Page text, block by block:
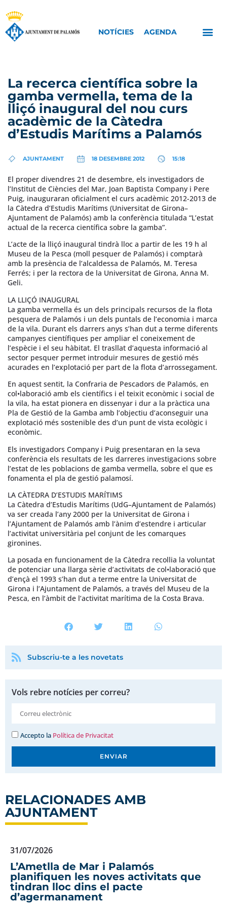
NOTÍCIES AGENDA
La recerca científica sobre la
gamba vermella, tema de la
lliçó inaugural del nou curs
acadèmic de la Càtedra
d’Estudis Marítims a Palamós
AJUNTAMENT 18 DESEMBRE 2012 15:18
El proper divendres 21 de desembre, els investigadors de
l’Institut de Ciències del Mar, Joan Baptista Company i Pere
Puig, inauguraran oficialment el curs acadèmic 2012-2013 de
la Càtedra d’Estudis Marítims (Universitat de Girona–
Ajuntament de Palamós) amb la conferència titulada “L’estat
actual de la recerca científica sobre la gamba”.
L’acte de la lliçó inaugural tindrà lloc a partir de les 19 h al
Museu de la Pesca (moll pesquer de Palamós) i comptarà
amb la presència de l’alcaldessa de Palamós, M. Teresa
Ferrés; i per la rectora de la Universitat de Girona, Anna M.
Geli.
LA LLIÇÓ INAUGURAL
La gamba vermella és un dels principals recursos de la flota
pesquera de Palamós i un dels puntals de l’economia i marca
de la vila. Durant els darrers anys s’han dut a terme diferents
campanyes científiques per ampliar el coneixement de
l’espècie i el seu hàbitat. El trasllat d’aquesta informació al
sector pesquer permet introduir mesures de gestió més
acurades en l’explotació per part de la flota d’arrossegament.
En aquest sentit, la Confraria de Pescadors de Palamós, en
col•laboració amb els científics i el teixit econòmic i social de
la vila, ha estat pionera en dissenyar i dur a la pràctica una
Pla de Gestió de la Gamba amb l’objectiu d’aconseguir una
explotació més sostenible des d’un punt de vista ecològic i
econòmic.
Els investigadors Company i Puig presentaran en la seva
conferència els resultats de les darreres investigacions sobre
l’estat de les poblacions de gamba vermella, sobre el que es
fonamenta el pla de gestió palamosí.
LA CÀTEDRA D’ESTUDIS MARÍTIMS
La Càtedra d’Estudis Marítims (UdG–Ajuntament de Palamós)
va ser creada l’any 2000 per la Universitat de Girona i
l’Ajuntament de Palamós amb l’ànim d’estendre i articular
l’activitat universitària pel conjunt de les comarques
gironines.
La posada en funcionament de la Càtedra recollia la voluntat
de potenciar una llarga sèrie d’activitats de col•laboració que
d’ençà el 1993 s’han dut a terme entre la Universitat de
Girona i l’Ajuntament de Palamós, a través del Museu de la
Pesca, en l’àmbit de l’activitat marítima de la Costa Brava.
Subscriu-te a les novetats
Vols rebre notícies per correu?
Accepto la Política de Privacitat
ENVIAR
RELACIONADES AMB
AJUNTAMENT
31/07/2026
L’Ametlla de Mar i Palamós
planifiquen les noves activitats que
tindran lloc dins el pacte
d’agermanament